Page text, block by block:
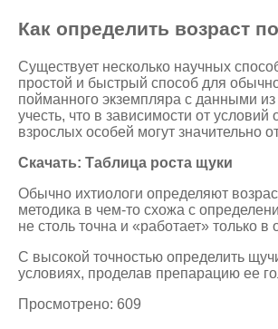
Как определить возраст
Существует несколько научных
простой и быстрый способ для
пойманного экземпляра с данными
учесть, что в зависимости от
взрослых особей могут значительно
Скачать: Таблица роста щуки
Обычно ихтиологи определяют
методика в чем-то схожа с
не столь точна и «работает» только
С высокой точностью определить
условиях, проделав препарацию ее
Просмотрено: 609